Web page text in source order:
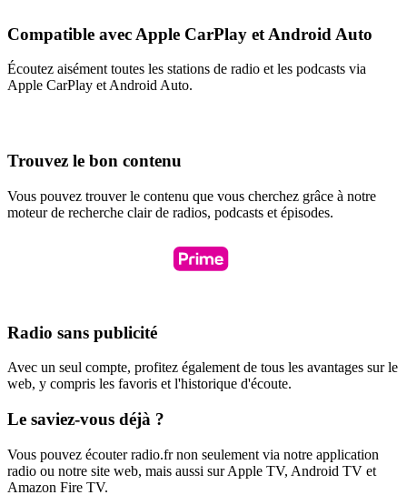
Compatible avec Apple CarPlay et Android Auto
Écoutez aisément toutes les stations de radio et les podcasts via
Apple CarPlay et Android Auto.
Trouvez le bon contenu
Vous pouvez trouver le contenu que vous cherchez grâce à notre
moteur de recherche clair de radios, podcasts et épisodes.
Radio sans publicité
Avec un seul compte, profitez également de tous les avantages sur le
web, y compris les favoris et l'historique d'écoute.
Le saviez-vous déjà ?
Vous pouvez écouter radio.fr non seulement via notre application
radio ou notre site web, mais aussi sur Apple TV, Android TV et
Amazon Fire TV.